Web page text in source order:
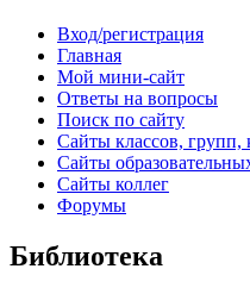
Вход/регистрация
Главная
Мой мини-сайт
Ответы на вопросы
Поиск по сайту
Сайты классов, групп,
Сайты
Сайты коллег
Форумы
Библиотека